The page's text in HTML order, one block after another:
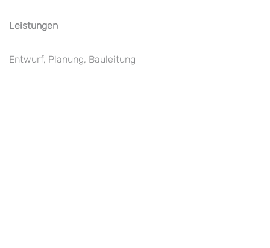
Leistungen
Entwurf, Planung, Bauleitung